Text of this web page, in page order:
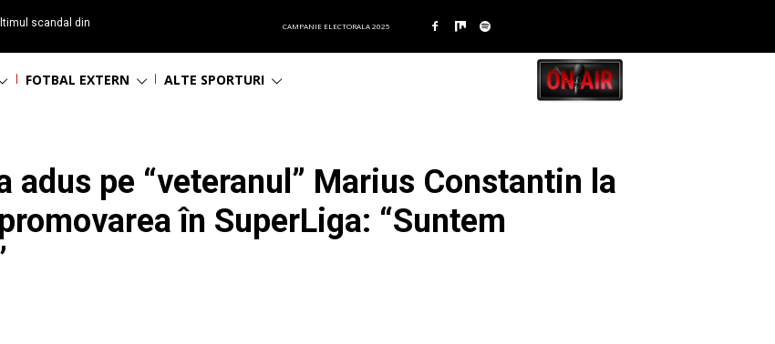
scandal din
CAMPANIE ELECTORALA 2025
FOTBAL EXTERN ALTE SPORTURI
pe “veteranul” Marius Constantin la
în SuperLiga: “Suntem